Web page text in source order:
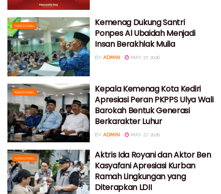
NASIONAL
Kemenag Dukung Santri
Ponpes Al Ubaidah Menjadi
Insan Berakhlak Mulia
BY ADMIN MAY 27, 2026
NASIONAL
Kepala Kemenag Kota Kediri
Apresiasi Peran PKPPS Ulya Wali
Barokah Bentuk Generasi
Berkarakter Luhur
BY ADMIN MAY 27, 2026
NASIONAL
Aktris Ida Royani dan Aktor Ben
Kasyafani Apresiasi Kurban
Ramah Lingkungan yang
Diterapkan LDII